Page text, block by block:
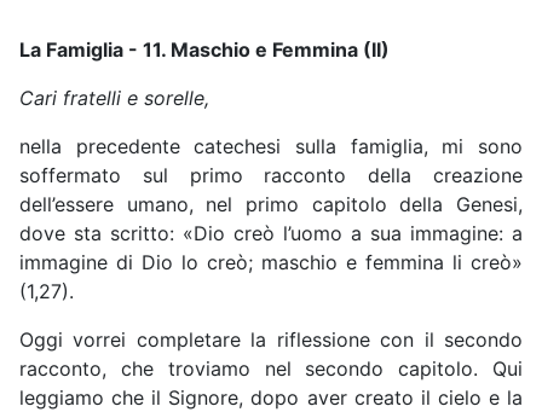
La Famiglia - 11. Maschio e Femmina (II)
Cari fratelli e sorelle,
nella precedente catechesi sulla famiglia, mi sono
soffermato sul primo racconto della creazione
dell’essere umano, nel primo capitolo della Genesi,
dove sta scritto: «Dio creò l’uomo a sua immagine: a
immagine di Dio lo creò; maschio e femmina li creò»
(1,27).
Oggi vorrei completare la riflessione con il secondo
racconto, che troviamo nel secondo capitolo. Qui
leggiamo che il Signore, dopo aver creato il cielo e la